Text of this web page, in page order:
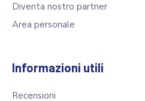
Diventa nostro partner
Area personale
Informazioni utili
Recensioni